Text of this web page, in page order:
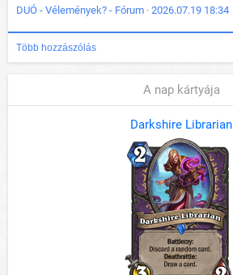
DUÓ - Vélemények? - Fórum · 2026.07.19 18:34
Több hozzászólás
A nap kártyája
Darkshire Librarian